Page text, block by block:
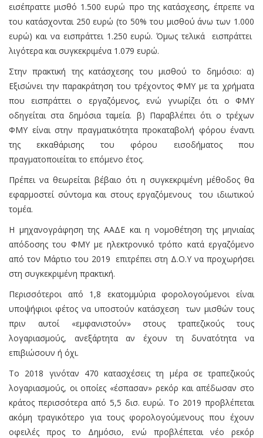
εισέπραττε μισθό 1.500 ευρώ προ της κατάσχεσης, έπρεπε να
του κατάσχονται 250 ευρώ (το 50% του μισθού άνω των 1.000
ευρώ) και να εισπράττει 1.250 ευρώ. Όμως τελικά εισπράττει
λιγότερα και συγκεκριμένα 1.079 ευρώ.
Στην πρακτική της κατάσχεσης του μισθού το δημόσιο: α)
Εξισώνει την παρακράτηση του τρέχοντος ΦΜΥ με τα χρήματα
που εισπράττει ο εργαζόμενος, ενώ γνωρίζει ότι ο ΦΜΥ
οδηγείται στα δημόσια ταμεία. β) Παραβλέπει ότι ο τρέχων
ΦΜΥ είναι στην πραγματικότητα προκαταβολή φόρου έναντι
της εκκαθάρισης του φόρου εισοδήματος που
πραγματοποιείται το επόμενο έτος.
Πρέπει να θεωρείται βέβαιο ότι η συγκεκριμένη μέθοδος θα
εφαρμοστεί σύντομα και στους εργαζόμενους του ιδιωτικού
τομέα.
Η μηχανογράφηση της ΑΑΔΕ και η νομοθέτηση της μηνιαίας
απόδοσης του ΦΜΥ με ηλεκτρονικό τρόπο κατά εργαζόμενο
από τον Μάρτιο του 2019 επιτρέπει στη Δ.Ο.Υ να προχωρήσει
στη συγκεκριμένη πρακτική.
Περισσότεροι από 1,8 εκατομμύρια φορολογούμενοι είναι
υποψήφιοι φέτος να υποστούν κατάσχεση των μισθών τους
πριν αυτοί «εμφανιστούν» στους τραπεζικούς τους
λογαριασμούς, ανεξάρτητα αν έχουν τη δυνατότητα να
επιβιώσουν ή όχι.
Το 2018 γινόταν 470 κατασχέσεις τη μέρα σε τραπεζικούς
λογαριασμούς, οι οποίες «έσπασαν» ρεκόρ και απέδωσαν στο
κράτος περισσότερα από 5,5 δισ. ευρώ. Το 2019 προβλέπεται
ακόμη τραγικότερο για τους φορολογούμενους που έχουν
οφειλές προς το Δημόσιο, ενώ προβλέπεται νέο ρεκόρ